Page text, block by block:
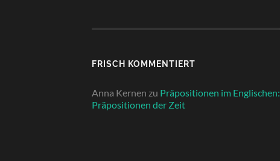
FRISCH KOMMENTIERT
Anna Kernen zu Präpositionen im Englischen:
Präpositionen der Zeit